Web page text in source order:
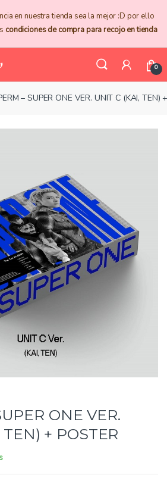
en nuestra tienda sea la mejor :D por ello
condiciones de compra para recojo en tienda
0
– SUPER ONE VER. UNIT C (KAI, TEN)
ONE VER.
+ POSTER